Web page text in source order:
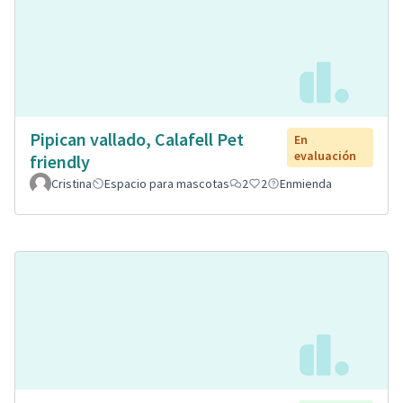
Pipican vallado, Calafell Pet
friendly
En
evaluación
Cristina
Espacio para mascotas 2 2 Enmienda